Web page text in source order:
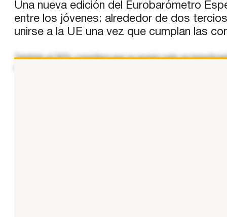
Una nueva edición del Eurobarómetro
entre los jóvenes: alrededor de dos
unirse a la UE una vez que cumplan las
También el 56% considera que su propio país se